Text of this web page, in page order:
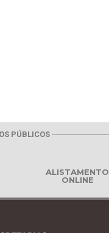
PÚBLICOS
ALISTAMENTO
ONLINE